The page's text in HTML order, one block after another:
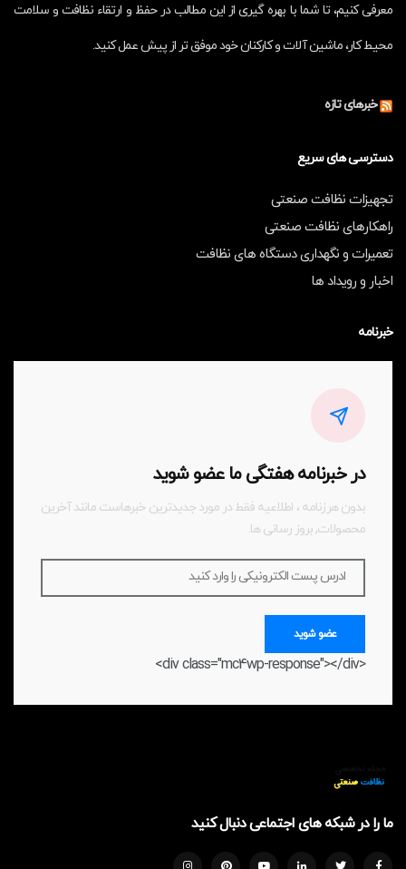
معرفی کنیم، تا شما با بهره گیری از این مطالب در حفظ و ارتقاء نظافت و سلامت
محیط کار، ماشین آلات و کارکنان خود موفق تر از پیش عمل کنید.
خبرهای تازه
دسترسی های سریع
تجهیزات نظافت صنعتی
راهکارهای نظافت صنعتی
تعمیرات و نگهداری دستگاه های نظافت
اخبار و رویداد ها
خبرنامه
در خبرنامه هفتگی ما عضو شوید
بدون هرزنامه ، اطلاعیه فقط در مورد جدیدترین خبرهاست مانند آخرین
محصولات, بروز رسانی ها.
ادرس پست الکترونیکی را وارد کنید
عضو شوید
<div class="mc4wp-response"></div>
ما را در شبکه های اجتماعی دنبال کنید